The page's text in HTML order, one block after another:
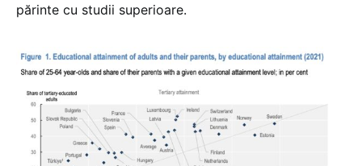
părinte cu studii superioare.